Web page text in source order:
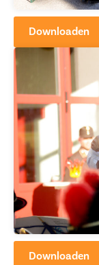
Downloaden
Downloaden